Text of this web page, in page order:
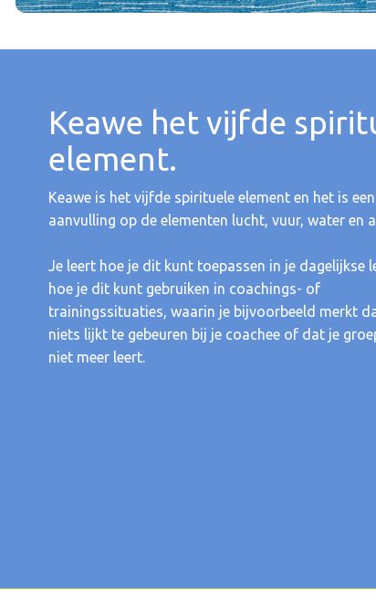
Keawe het vijfde
element.
Keawe is het vijfde spirituele element en het is een
aanvulling op de elementen lucht, vuur, water en
Je leert hoe je dit kunt toepassen in je dagelijkse
hoe je dit kunt gebruiken in coachings- of
trainingssituaties, waarin je bijvoorbeeld merkt
niets lijkt te gebeuren bij je coachee of dat je
niet meer leert.